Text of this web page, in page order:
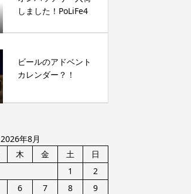
しました！PoLiFe4
ビールのアドベント
カレンダー？！
2026年8月
木 金 土
日
1
2
6 7 8
9